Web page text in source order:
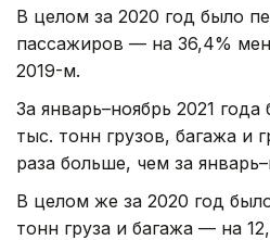
В целом за 2020 год было
пассажиров — на 36,4%
2019-м.
За январь–ноябрь 2021
тыс. тонн грузов, багажа и
раза больше, чем за
В целом же за 2020 год
тонн груза и багажа — на